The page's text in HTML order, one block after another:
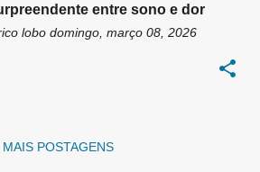
entre sono e dor
lobo domingo, março 08, 2026
MAIS POSTAGENS